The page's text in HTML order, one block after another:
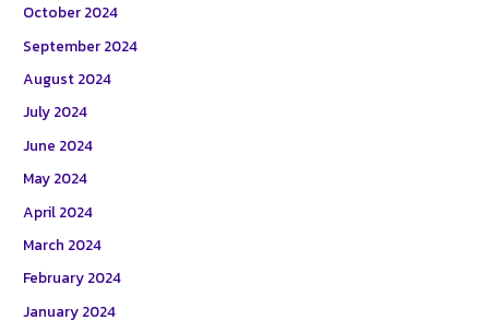
October 2024
September 2024
August 2024
July 2024
June 2024
May 2024
April 2024
March 2024
February 2024
January 2024